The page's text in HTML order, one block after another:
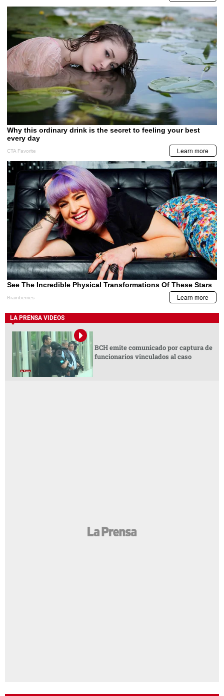
LA PRENSA VIDEOS
BCH emite comunicado por captura de
funcionarios vinculados al caso